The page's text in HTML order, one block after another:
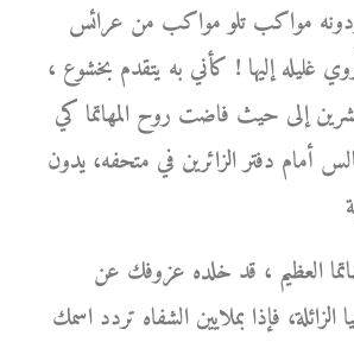
مواكب تلو مواكب من عرائس
غليله إليها ! كأني به يتقدم بخشوع ،
إلى حيث فاضت روح المهاتما كي
أمام دفتر الزائرين في متحفه، يدون
العظيم ، قد خلده عزوفك عن
الزائلة، فإذا بملايين الشفاه تردد اسمك